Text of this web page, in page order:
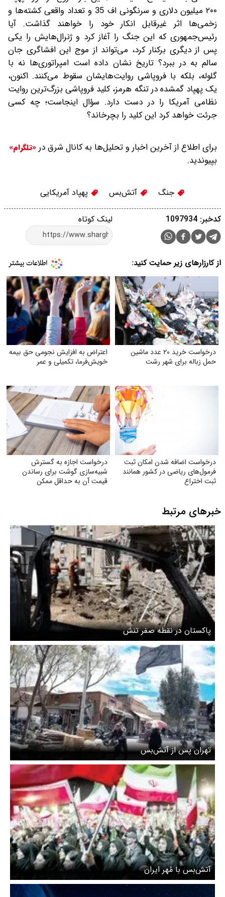
۲۰۰ میلیون دلاری و سرنگونی اف 35 و تعداد واقعی کشته‌ها و
زخمی‌ها اثر غیرقابل انکار خود را خواهند گذاشت. آیا
رئیس‌جمهوری که این جنگ را آغاز کرد و ژنرال‌هایش را یکی
پس از دیگری برکنار کرد، می‌تواند از موج این افشاگری جان
سالم به در ببرد؟ تاریخ نشان داده است امپراتوری‌ها نه با
گلوله، بلکه با فروپاشی روایت‌هایشان سقوط می‌کنند. اکنون،
یک پهپاد گمشده در تنگه هرمز، کلید فروپاشی بزرگ‌ترین روایت
نظامی آمریکا را در دست دارد. سؤال اینجاست؛ چه کسی
جرئت خواهد کرد این کلید را بچرخاند؟
برای اطلاع از آخرین اخبار و تحلیل‌ها به کانال شرق در «تلگرام»
بپیوندید.
جنگ آتش‌بس پهپاد آمریکایی
لینک کوتاه کدخبر: 1097934
از کارزارهای زیر حمایت کنید:
درخواست خرید ۲۰ عدد ماشین
حمل زباله برای شهر رشت
اعتراض به افزایش نجومی حق بیمه
خویش‌فرما، تکمیلی و عمر
درخواست اضافه شدن امکان ثبت
فرمول‌های ریاضی در کشور همانند
ثبت اختراع
درخواست اجازه به گسترش
شبیه‌سازی گوشت برای رساندن
قیمت آن به حداقل ممکن
خبرهای مرتبط
پاکستان در نقطه صفر تنش
تهران پس از آتش‌بس
آتش‌بس با مُهر ایران